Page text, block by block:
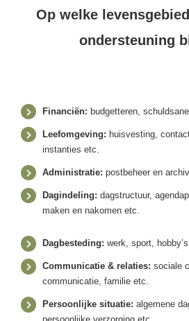
Op welke
ondersteuning
Financiën: budgetteren,
Leefomgeving: huisvesting,
instanties etc.
Administratie: postbeheer en
Dagindeling: dagstructuur,
maken en nakomen etc.
Dagbesteding: werk, sport,
Communicatie & relaties: sociale
communicatie, familie etc.
Persoonlijke situatie: algemene